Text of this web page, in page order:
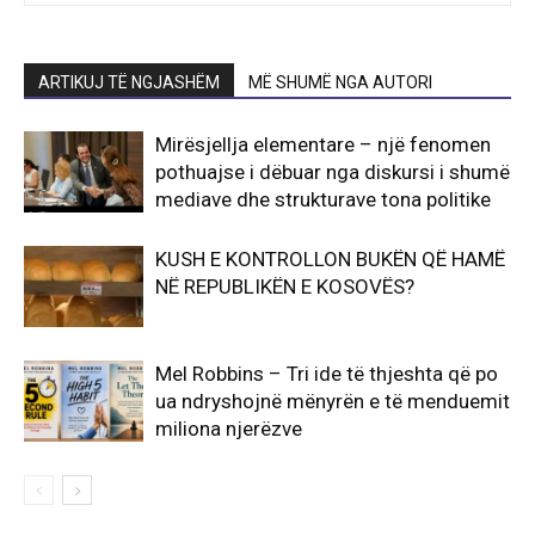
ARTIKUJ TË NGJASHËM MË SHUMË NGA AUTORI
Mirësjellja elementare – një fenomen
pothuajse i dëbuar nga diskursi i shumë
mediave dhe strukturave tona politike
KUSH E KONTROLLON BUKËN QË HAMË
NË REPUBLIKËN E KOSOVËS?
Mel Robbins – Tri ide të thjeshta që po
ua ndryshojnë mënyrën e të menduemit
miliona njerëzve